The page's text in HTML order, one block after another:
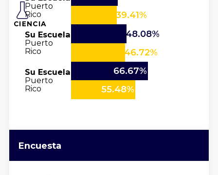
CIENCIA
Puerto
Rico
39.41%
Su Escuela
Puerto
Rico
48.08%
46.72%
Su Escuela
Puerto
Rico
66.67%
55.48%
Encuesta